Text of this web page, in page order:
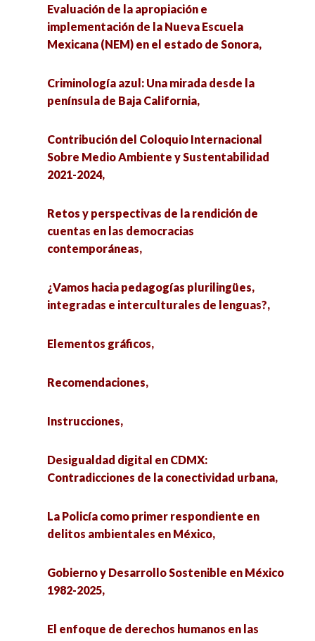
Evaluación de la apropiación e
implementación de la Nueva Escuela
Mexicana (NEM) en el estado de Sonora,
Criminología azul: Una mirada desde la
península de Baja California,
Contribución del Coloquio Internacional
Sobre Medio Ambiente y Sustentabilidad
2021-2024,
Retos y perspectivas de la rendición de
cuentas en las democracias
contemporáneas,
¿Vamos hacia pedagogías plurilingües,
integradas e interculturales de lenguas?,
Elementos gráficos,
Recomendaciones,
Instrucciones,
Desigualdad digital en CDMX:
Contradicciones de la conectividad urbana,
La Policía como primer respondiente en
delitos ambientales en México,
Gobierno y Desarrollo Sostenible en México
1982-2025,
El enfoque de derechos humanos en las